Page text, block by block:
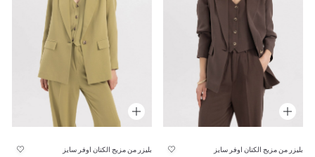
بليزر من مزيج الكتان اوفر سايز بليزر من مزيج الكتان اوفر سايز